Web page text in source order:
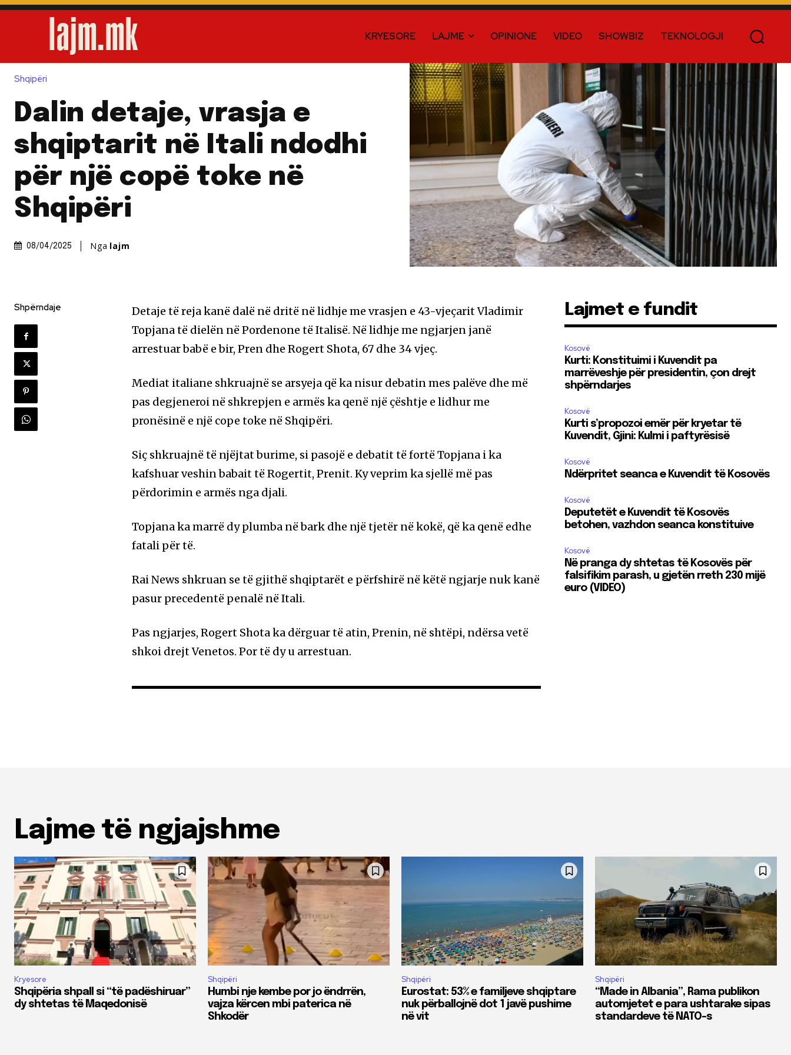
KRYESORE LAJME OPINIONE VIDEO SHOWBIZ TEKNOLOGJI
Shqipëri
Dalin detaje, vrasja e
shqiptarit në Itali ndodhi
për një copë toke në
Shqipëri
08/04/2025 Nga lajm
Shpërndaje
Detaje të reja kanë dalë në dritë në lidhje me vrasjen e 43-vjeçarit Vladimir
Topjana të dielën në Pordenone të Italisë. Në lidhje me ngjarjen janë
arrestuar babë e bir, Pren dhe Rogert Shota, 67 dhe 34 vjeç.
Mediat italiane shkruajnë se arsyeja që ka nisur debatin mes palëve dhe më
pas degjeneroi në shkrepjen e armës ka qenë një çështje e lidhur me
pronësinë e një cope toke në Shqipëri.
Siç shkruajnë të njëjtat burime, si pasojë e debatit të fortë Topjana i ka
kafshuar veshin babait të Rogertit, Prenit. Ky veprim ka sjellë më pas
përdorimin e armës nga djali.
Topjana ka marrë dy plumba në bark dhe një tjetër në kokë, që ka qenë edhe
fatali për të.
Rai News shkruan se të gjithë shqiptarët e përfshirë në këtë ngjarje nuk kanë
pasur precedentë penalë në Itali.
Pas ngjarjes, Rogert Shota ka dërguar të atin, Prenin, në shtëpi, ndërsa vetë
shkoi drejt Venetos. Por të dy u arrestuan.
Lajmet e fundit
Kosovë
Kurti: Konstituimi i Kuvendit pa
marrëveshje për presidentin, çon drejt
shpërndarjes
Kosovë
Kurti s’propozoi emër për kryetar të
Kuvendit, Gjini: Kulmi i paftyrësisë
Kosovë
Ndërpritet seanca e Kuvendit të Kosovës
Kosovë
Deputetët e Kuvendit të Kosovës
betohen, vazhdon seanca konstituive
Kosovë
Në pranga dy shtetas të Kosovës për
falsifikim parash, u gjetën rreth 230 mijë
euro (VIDEO)
Lajme të ngjajshme
Kryesore
Shqipëria shpall si “të padëshiruar”
dy shtetas të Maqedonisë
Shqipëri
Humbi nje kembe por jo ëndrrën,
vajza kërcen mbi paterica në
Shkodër
Shqipëri
Eurostat: 53% e familjeve shqiptare
nuk përballojnë dot 1 javë pushime
në vit
Shqipëri
“Made in Albania”, Rama publikon
automjetet e para ushtarake sipas
standardeve të NATO-s